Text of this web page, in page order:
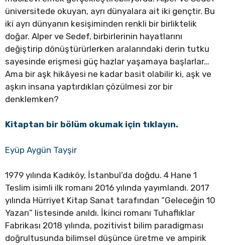
üniversitede okuyan, ayrı dünyalara ait iki gençtir. Bu
iki ayrı dünyanın kesişiminden renkli bir birliktelik
doğar. Alper ve Sedef, birbirlerinin hayatlarını
değiştirip dönüştürürlerken aralarındaki derin tutku
sayesinde erişmesi güç hazlar yaşamaya başlarlar…
Ama bir aşk hikâyesi ne kadar basit olabilir ki, aşk ve
aşkın insana yaptırdıkları çözülmesi zor bir
denklemken?
Kitaptan bir bölüm okumak için tıklayın.
Eyüp Aygün Tayşir
1979 yılında Kadıköy, İstanbul’da doğdu. 4 Hane 1
Teslim isimli ilk romanı 2016 yılında yayımlandı. 2017
yılında Hürriyet Kitap Sanat tarafından “Geleceğin 10
Yazarı” listesinde anıldı. İkinci romanı Tuhaflıklar
Fabrikası 2018 yılında, pozitivist bilim paradigması
doğrultusunda bilimsel düşünce üretme ve ampirik